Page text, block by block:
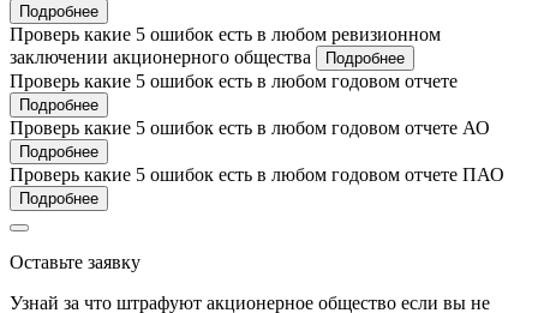
Подробнее
Проверь какие 5 ошибок есть в любом ревизионном
заключении акционерного общества
Подробнее
Проверь какие 5 ошибок есть в любом годовом отчете
Подробнее
Проверь какие 5 ошибок есть в любом годовом отчете АО
Подробнее
Проверь какие 5 ошибок есть в любом годовом отчете ПАО
Подробнее
Оставьте заявку
Узнай за что штрафуют акционерное общество если вы не